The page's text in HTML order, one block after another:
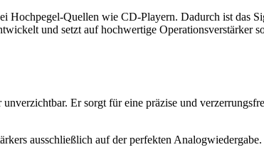
Hochpegel-Quellen wie CD-Playern. Dadurch ist das
und setzt auf hochwertige Operationsverstärker
Er sorgt für eine präzise und
ausschließlich auf der perfekten Analogwiedergabe.